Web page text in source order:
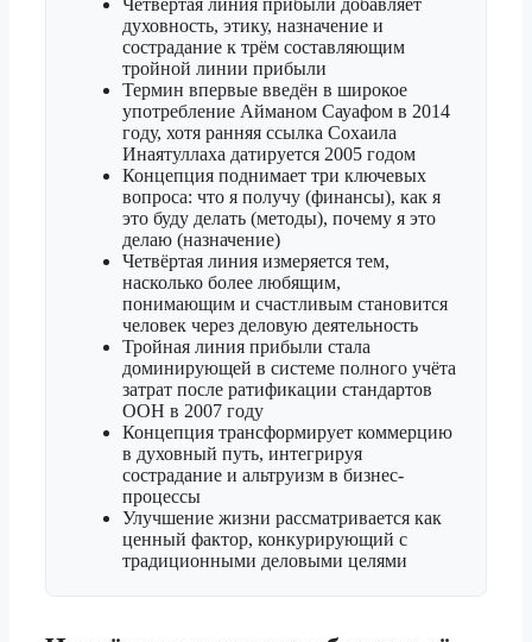
Четвёртая линия прибыли добавляет
духовность, этику, назначение и
сострадание к трём составляющим
тройной линии прибыли
Термин впервые введён в широкое
употребление Айманом Сауафом в 2014
году, хотя ранняя ссылка Сохаила
Инаятуллаха датируется 2005 годом
Концепция поднимает три ключевых
вопроса: что я получу (финансы), как я
это буду делать (методы), почему я это
делаю (назначение)
Четвёртая линия измеряется тем,
насколько более любящим,
понимающим и счастливым становится
человек через деловую деятельность
Тройная линия прибыли стала
доминирующей в системе полного учёта
затрат после ратификации стандартов
ООН в 2007 году
Концепция трансформирует коммерцию
в духовный путь, интегрируя
сострадание и альтруизм в бизнес-
процессы
Улучшение жизни рассматривается как
ценный фактор, конкурирующий с
традиционными деловыми целями